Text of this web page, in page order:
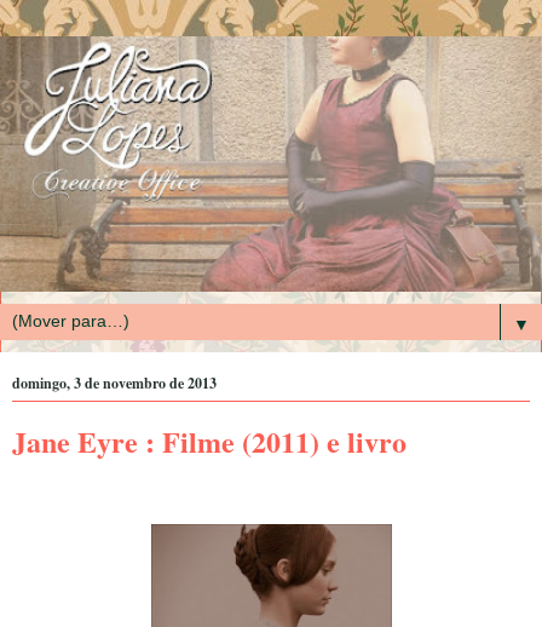
▼
domingo, 3 de novembro de 2013
Jane Eyre : Filme (2011) e livro